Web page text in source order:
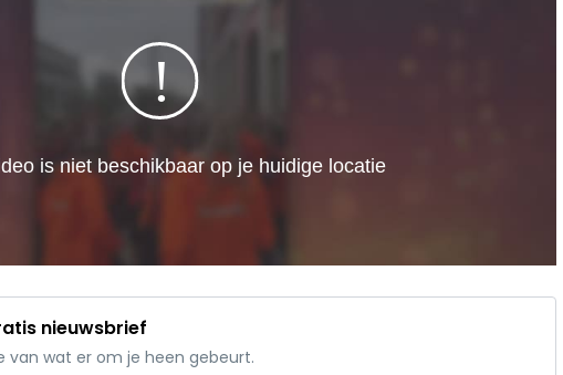
nieuwsbrief
van wat er om je heen gebeurt.